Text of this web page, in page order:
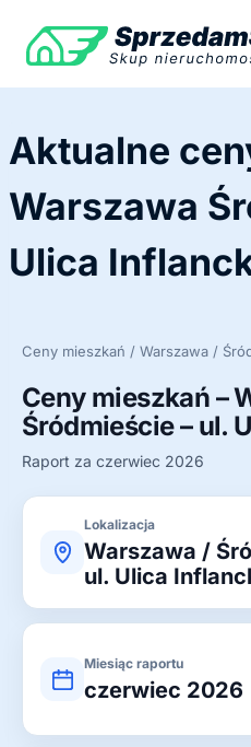
treści
Aktualne
Warszawa
Ulica
Ceny mieszkań / Warszawa /
Ceny mieszkań –
Śródmieście – ul.
Raport za czerwiec 2026
Lokalizacja
Warszawa /
ul. Ulica
Miesiąc raportu
czerwiec 2026